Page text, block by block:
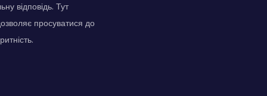
відповідь. Тут
просуватися до